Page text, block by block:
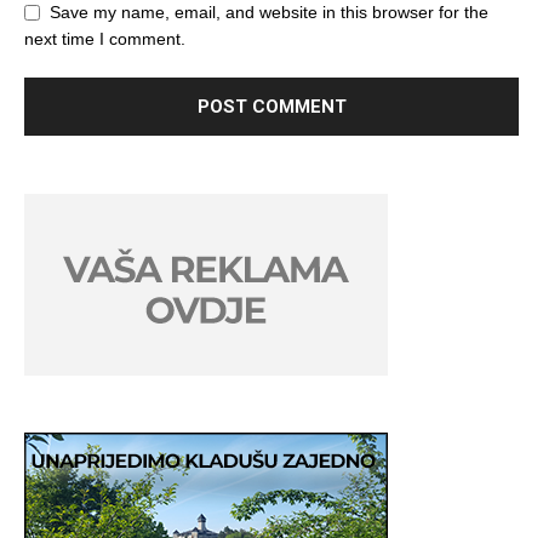
Save my name, email, and website in this browser for the
next time I comment.